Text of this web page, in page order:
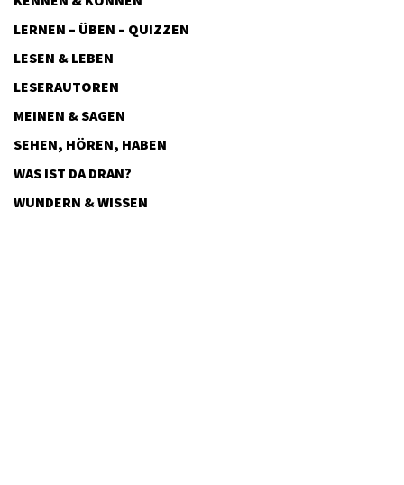
LERNEN – ÜBEN – QUIZZEN
LESEN & LEBEN
LESERAUTOREN
MEINEN & SAGEN
SEHEN, HÖREN, HABEN
WAS IST DA DRAN?
WUNDERN & WISSEN